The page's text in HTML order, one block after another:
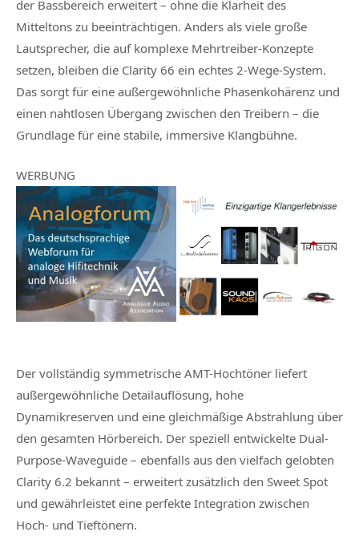
der Bassbereich erweitert – ohne die Klarheit des
Mitteltons zu beeinträchtigen. Anders als viele große
Lautsprecher, die auf komplexe Mehrtreiber-Konzepte
setzen, bleiben die Clarity 66 ein echtes 2-Wege-System.
Das sorgt für eine außergewöhnliche Phasenkohärenz und
einen nahtlosen Übergang zwischen den Treibern – die
Grundlage für eine stabile, immersive Klangbühne.
WERBUNG
Der vollständig symmetrische AMT-Hochtöner liefert
außergewöhnliche Detailauflösung, hohe
Dynamikreserven und eine gleichmäßige Abstrahlung über
den gesamten Hörbereich. Der speziell entwickelte Dual-
Purpose-Waveguide – ebenfalls aus den vielfach gelobten
Clarity 6.2 bekannt – erweitert zusätzlich den Sweet Spot
und gewährleistet eine perfekte Integration zwischen
Hoch- und Tieftönern.